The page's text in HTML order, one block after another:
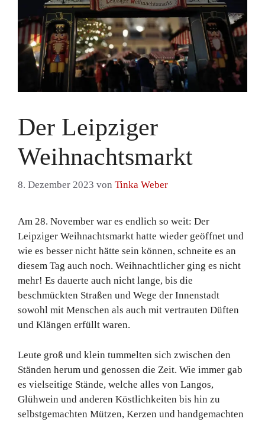
Der Leipziger
Weihnachtsmarkt
8. Dezember 2023 von Tinka Weber
Am 28. November war es endlich so weit: Der
Leipziger Weihnachtsmarkt hatte wieder geöffnet und
wie es besser nicht hätte sein können, schneite es an
diesem Tag auch noch. Weihnachtlicher ging es nicht
mehr! Es dauerte auch nicht lange, bis die
beschmückten Straßen und Wege der Innenstadt
sowohl mit Menschen als auch mit vertrauten Düften
und Klängen erfüllt waren.
Leute groß und klein tummelten sich zwischen den
Ständen herum und genossen die Zeit. Wie immer gab
es vielseitige Stände, welche alles von Langos,
Glühwein und anderen Köstlichkeiten bis hin zu
selbstgemachten Mützen, Kerzen und handgemachten